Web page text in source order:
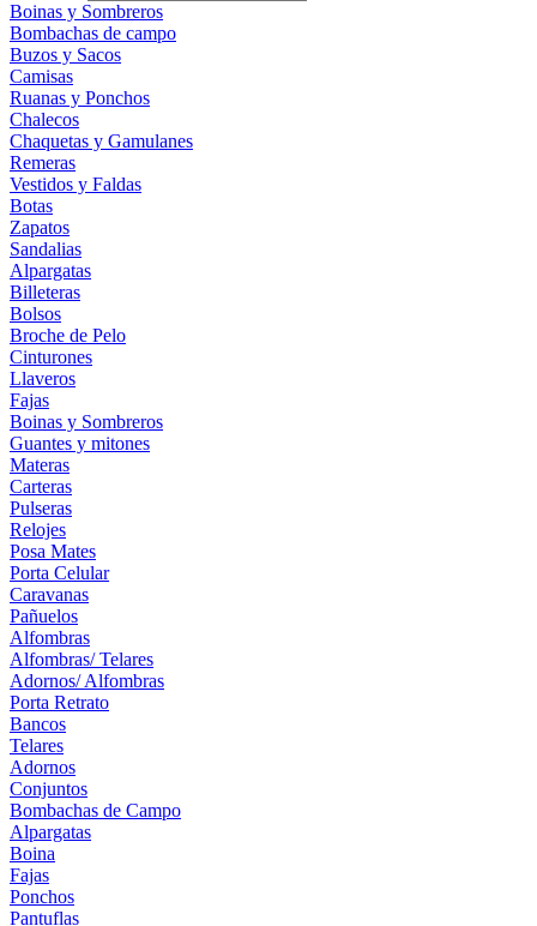
Boinas y Sombreros
Bombachas de campo
Buzos y Sacos
Camisas
Ruanas y Ponchos
Chalecos
Chaquetas y Gamulanes
Remeras
Vestidos y Faldas
Botas
Zapatos
Sandalias
Alpargatas
Billeteras
Bolsos
Broche de Pelo
Cinturones
Llaveros
Fajas
Boinas y Sombreros
Guantes y mitones
Materas
Carteras
Pulseras
Relojes
Posa Mates
Porta Celular
Caravanas
Pañuelos
Alfombras
Alfombras/ Telares
Adornos/ Alfombras
Porta Retrato
Bancos
Telares
Adornos
Conjuntos
Bombachas de Campo
Alpargatas
Boina
Fajas
Ponchos
Pantuflas